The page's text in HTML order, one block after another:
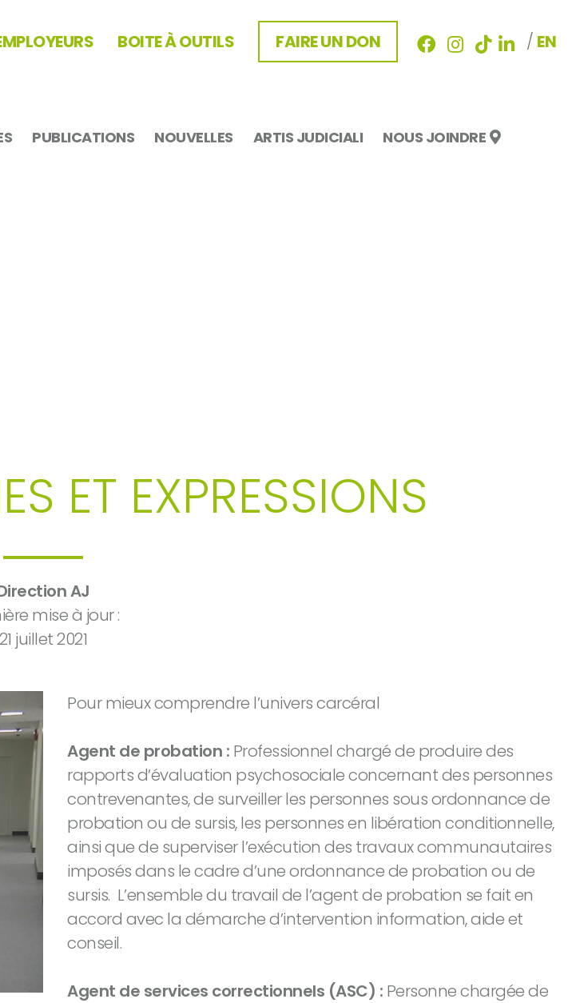
BOITE À OUTILS FAIRE UN DON / EN
PUBLICATIONS NOUVELLES ARTIS JUDICIALI NOUS JOINDRE
ET EXPRESSIONS
AJ
mise à jour :
21 juillet 2021
Pour mieux comprendre l’univers carcéral
Agent de probation : Professionnel chargé de produire des
rapports d’évaluation psychosociale concernant des personnes
contrevenantes, de surveiller les personnes sous ordonnance de
probation ou de sursis, les personnes en libération conditionnelle,
ainsi que de superviser l’exécution des travaux communautaires
imposés dans le cadre d’une ordonnance de probation ou de
sursis. L’ensemble du travail de l’agent de probation se fait en
accord avec la démarche d’intervention information, aide et
conseil.
Agent de services correctionnels (ASC) : Personne chargée de